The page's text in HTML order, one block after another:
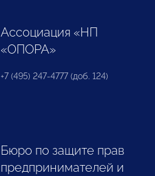
Ассоциация «НП
«ОПОРА»
+7 (495) 247-4777 (доб. 124)
Бюро по защите прав
предпринимателей и